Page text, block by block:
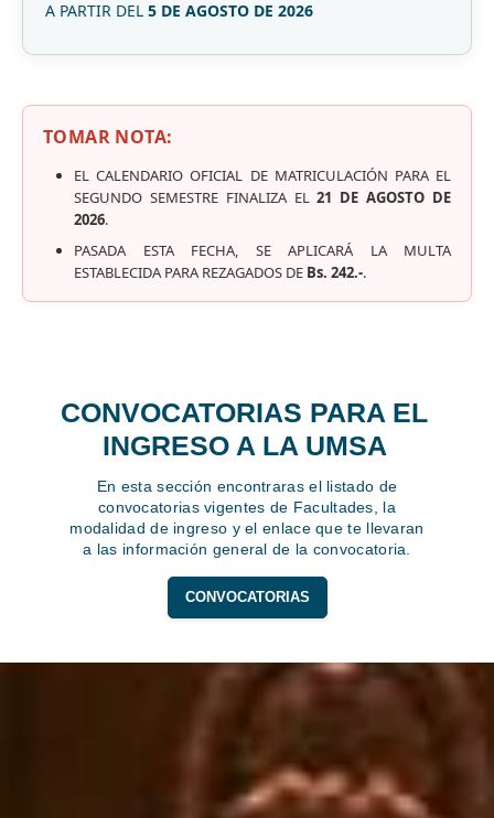
A PARTIR DEL 5 DE AGOSTO DE 2026
TOMAR NOTA:
EL CALENDARIO OFICIAL DE MATRICULACIÓN PARA EL
SEGUNDO SEMESTRE FINALIZA EL21 DE AGOSTO DE
2026.
PASADA ESTA FECHA, SE APLICARÁ LA MULTA
ESTABLECIDA PARA REZAGADOS DE Bs. 242.-.
CONVOCATORIAS PARA EL
INGRESO A LA UMSA
En esta sección encontraras el listado de
convocatorias vigentes de Facultades, la
modalidad de ingreso y el enlace que te llevaran
a las información general de la convocatoria.
CONVOCATORIAS